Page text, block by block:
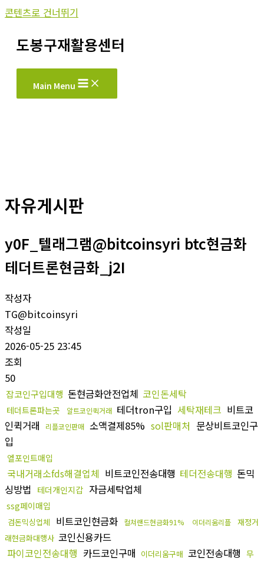
콘텐츠로 건너뛰기
도봉구재활용센터
Main Menu
자유게시판
y0F_텔래그램@bitcoinsyri btc현금화
테더트론현금화_j2I
작성자
TG@bitcoinsyri
작성일
2026-05-25 23:45
조회
50
잡코인구입대행 돈현금화안전업체 코인돈세탁
테더트론파는곳 알트코인퀵거래 테더tron구입 세탁재테크 비트코
인퀵거래
리플코인판매 소액결제85% sol판매처 문상비트코인구
입
엘포인트매입
국내거래소fds해결업체 비트코인전송대행 테더전송대행 돈믹
싱방법 테더개인지갑 자금세탁업체
ssg페이매입
검돈믹싱업체 비트코인현금화 컬쳐랜드현금화91% 이더리움리플
재정거
래현금화대행사 코인신용카드
파이코인전송대행 카드코인구매 이더리움구매 코인전송대행 무